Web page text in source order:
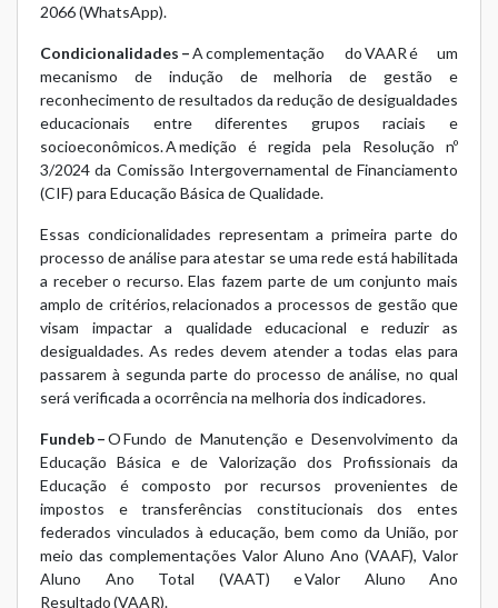
2066 (WhatsApp).
Condicionalidades –A complementação do VAAR é um
mecanismo de indução de melhoria de gestão e
reconhecimento de resultados da redução de desigualdades
educacionais entre diferentes grupos raciais e
socioeconômicos. A medição é regida pela Resolução nº
3/2024 da Comissão Intergovernamental de Financiamento
(CIF) para Educação Básica de Qualidade.
Essas condicionalidades representam a primeira parte do
processo de análise para atestar se uma rede está habilitada
a receber o recurso. Elas fazem parte de um conjunto mais
amplo de critérios, relacionados a processos de gestão que
visam impactar a qualidade educacional e reduzir as
desigualdades. As redes devem atender a todas elas para
passarem à segunda parte do processo de análise, no qual
será verificada a ocorrência na melhoria dos indicadores.
Fundeb –O Fundo de Manutenção e Desenvolvimento da
Educação Básica e de Valorização dos Profissionais da
Educação é composto por recursos provenientes de
impostos e transferências constitucionais dos entes
federados vinculados à educação, bem como da União, por
meio das complementações Valor Aluno Ano (VAAF), Valor
Aluno Ano Total (VAAT) e Valor Aluno Ano
Resultado (VAAR).